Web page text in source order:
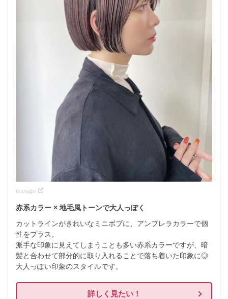
tsunagu
赤系カラー × 地毛風トーンで大人っぽく
カットラインがきれいなミニボブに、アンブレラカラーで個
性をプラス。
派手な印象に見えてしまうことも多い赤系カラーですが、暗
髪と合わせて部分的に取り入れることで落ち着いた印象に◎
大人っぽい印象のスタイルです。
詳しく見たい！